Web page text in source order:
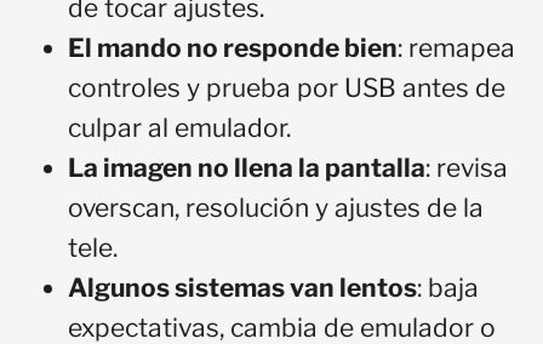
de tocar ajustes.
El mando no responde bien: remapea
controles y prueba por USB antes de
culpar al emulador.
La imagen no llena la pantalla: revisa
overscan, resolución y ajustes de la
tele.
Algunos sistemas van lentos: baja
expectativas, cambia de emulador o